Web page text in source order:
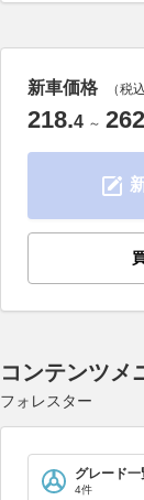
新車価格 （税
218.4 ～ 262
コンテンツメ
フォレスター
グレード一
4件